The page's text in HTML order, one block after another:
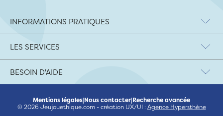
INFORMATIONS PRATIQUES
LES SERVICES
BESOIN D'AIDE
Mentions légales|Nous contacter|Recherche avancée
© 2026 Jeujouethique.com - création UX/UI : Agence Hypersthène